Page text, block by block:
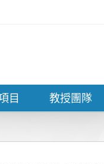
目 教授團隊